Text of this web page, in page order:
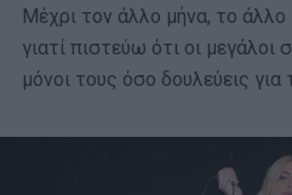
Μέχρι τον άλλο μήνα, το
γιατί πιστεύω ότι οι μεγάλοι
μόνοι τους όσο δουλεύεις για